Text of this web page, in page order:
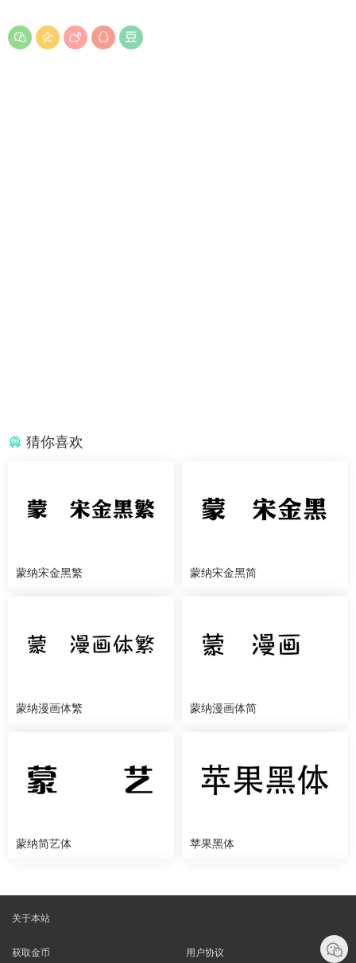
猜你喜欢
蒙纳宋金黑繁 蒙纳宋金黑简
蒙纳漫画体繁 蒙纳漫画体简
蒙纳简艺体 苹果黑体
关于本站
获取金币 用户协议